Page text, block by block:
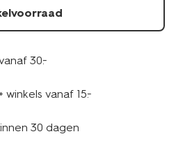
30.-
winkels vanaf 15.-
30 dagen